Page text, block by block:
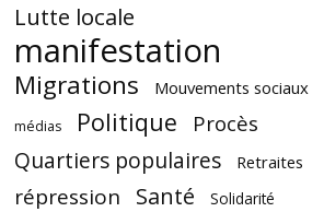
Lutte locale
manifestation
Migrations Mouvements sociaux
médias Politique Procès
Quartiers populaires Retraites
répression Santé Solidarité